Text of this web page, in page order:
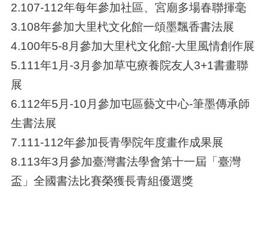
2.107-112年每年參加社區、宮廟多場春聯揮毫
3.108年參加大里杙文化館一頌墨飄香書法展
4.100年5-8月參加大里杙文化館-大里風情創作展
5.111年1月-3月参加草屯療養院友人3+1書畫聯
展
6.112年5月-10月參加屯區藝文中心-筆墨傳承師
生書法展
7.111-112年參加長青學院年度畫作成果展
8.113年3月參加臺灣書法學會第十一屆「臺灣
盃」全國書法比賽榮獲長青組優選獎